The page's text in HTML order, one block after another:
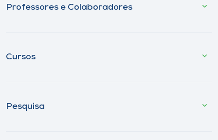
Professores e Colaboradores
Cursos
Pesquisa